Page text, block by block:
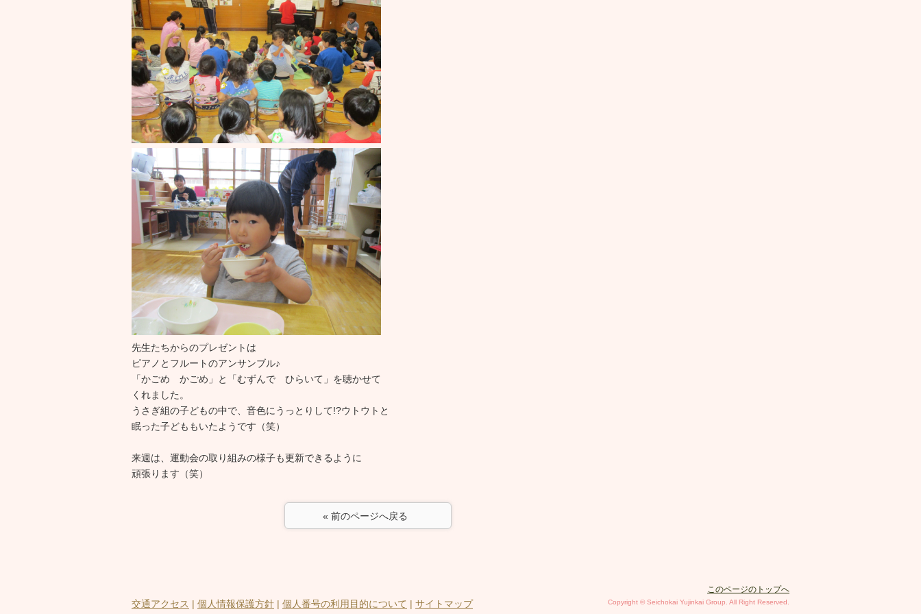
先生たちからのプレゼントは
ピアノとフルートのアンサンブル♪
「かごめ かごめ」と「むずんで ひらいて」を聴かせて
くれました。
うさぎ組の子どもの中で、音色にうっとりして!?ウトウトと
眠った子どももいたようです（笑）
来週は、運動会の取り組みの様子も更新できるように
頑張ります（笑）
« 前のページへ戻る
このページのトップへ
交通アクセス | 個人情報保護方針 | 個人番号の利用目的について | サイトマップ Copyright © Seichokai Yujinkai Group. All Right Reserved.